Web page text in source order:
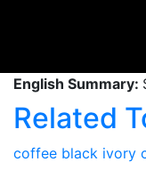
English Summary:
Related
coffee black ivory